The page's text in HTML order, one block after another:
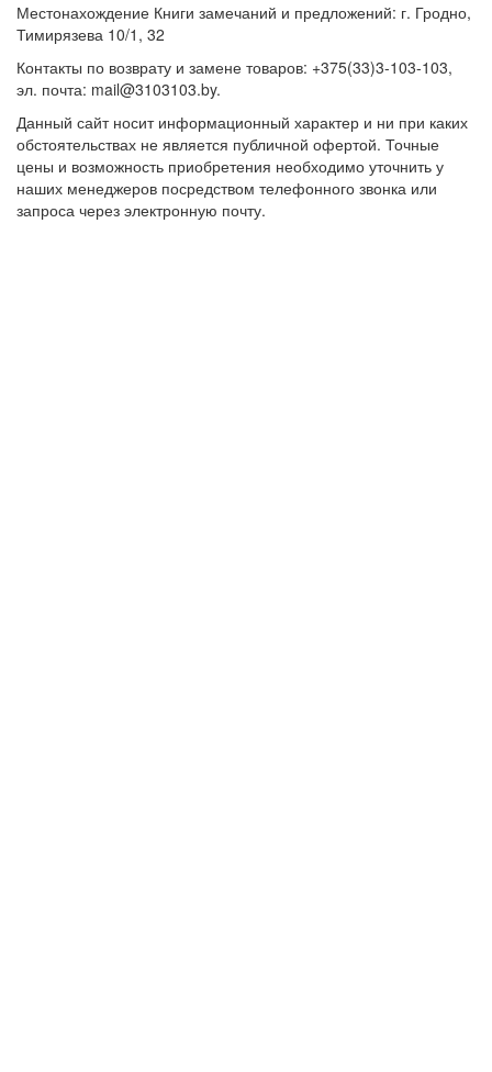
Местонахождение Книги замечаний и предложений: г. Гродно,
Тимирязева 10/1, 32
Контакты по возврату и замене товаров: +375(33)3-103-103,
эл. почта: mail@3103103.by.
Данный сайт носит информационный характер и ни при каких
обстоятельствах не является публичной офертой. Точные
цены и возможность приобретения необходимо уточнить у
наших менеджеров посредством телефонного звонка или
запроса через электронную почту.